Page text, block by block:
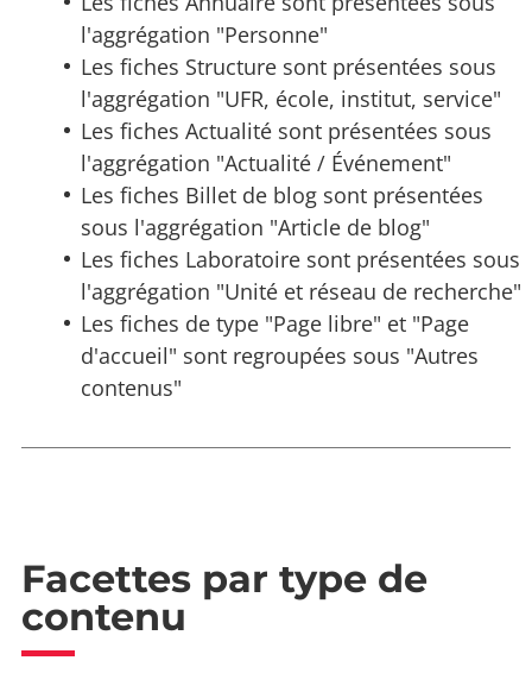
l'aggrégation "Personne"
Les fiches Structure sont présentées sous
l'aggrégation "UFR, école, institut, service"
Les fiches Actualité sont présentées sous
l'aggrégation "Actualité / Événement"
Les fiches Billet de blog sont présentées
sous l'aggrégation "Article de blog"
Les fiches Laboratoire sont présentées sous
l'aggrégation "Unité et réseau de recherche"
Les fiches de type "Page libre" et "Page
d'accueil" sont regroupées sous "Autres
contenus"
Facettes par type de
contenu